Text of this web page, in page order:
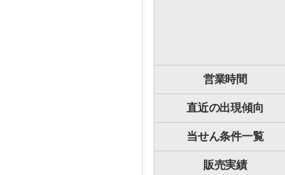
営業時間
直近の出現傾向
当せん条件一覧
販売実績